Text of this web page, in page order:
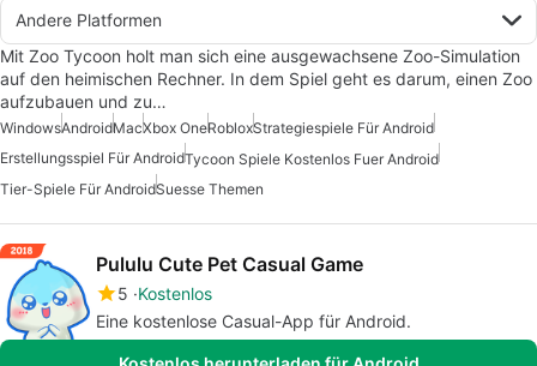
Andere Platformen
Mit Zoo Tycoon holt man sich eine ausgewachsene Zoo-Simulation
auf den heimischen Rechner. In dem Spiel geht es darum, einen Zoo
aufzubauen und zu…
WindowsAndroidMacXbox OneRobloxStrategiespiele Für Android
Erstellungsspiel Für AndroidTycoon Spiele Kostenlos Fuer Android
Tier-Spiele Für AndroidSuesse Themen
Pululu Cute Pet Casual Game
5 Kostenlos
Eine kostenlose Casual-App für Android.